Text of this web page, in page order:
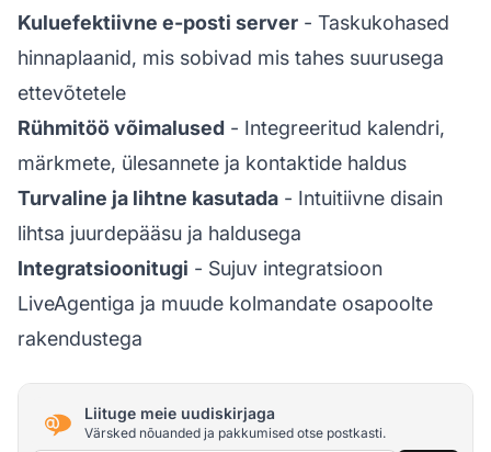
Kuluefektiivne e-posti server - Taskukohased
hinnaplaanid, mis sobivad mis tahes suurusega
ettevõtetele
Rühmitöö võimalused - Integreeritud kalendri,
märkmete, ülesannete ja kontaktide haldus
Turvaline ja lihtne kasutada - Intuitiivne disain
lihtsa juurdepääsu ja haldusega
Integratsioonitugi - Sujuv integratsioon
LiveAgentiga ja muude kolmandate osapoolte
rakendustega
Liituge meie uudiskirjaga
Värsked nõuanded ja pakkumised otse postkasti.